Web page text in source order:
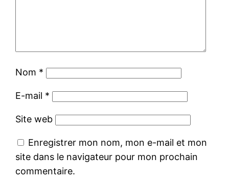
Nom *
E-mail *
Site web
Enregistrer mon nom, mon e-mail et mon
site dans le navigateur pour mon prochain
commentaire.